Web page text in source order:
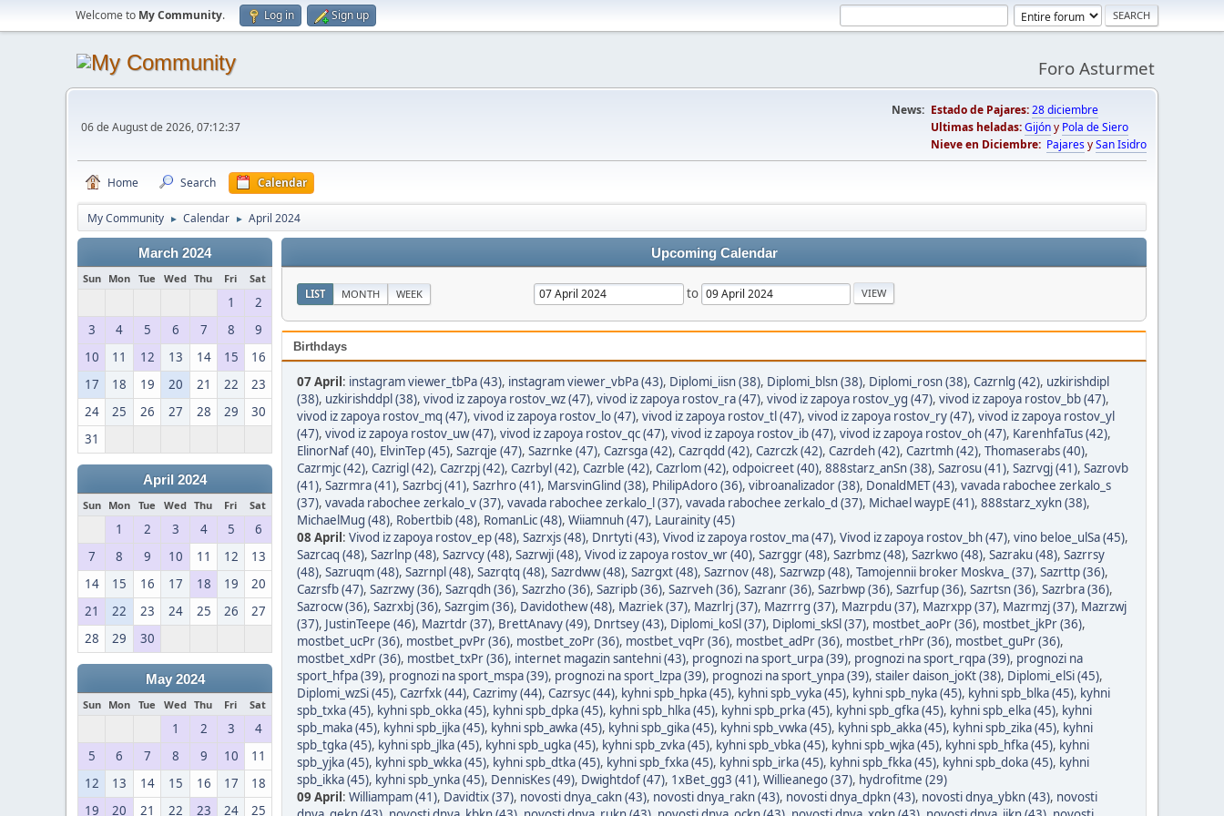
Welcome to My Community. Log in Sign up
Foro Asturmet
06 de August de 2026, 07:12:37
News: Estado de Pajares:28 diciembre
Ultimas heladas:Gijóny Pola de Siero
Nieve en Diciembre: PajaresySan Isidro
Home Search Calendar
My Community ► Calendar ► April 2024
March 2024
Sun Mon Tue Wed Thu Fri Sat
1
2
3
4 5 6 7 8
9
10
11 12 13 14 15
16
17
18 19 20 21 22
23
24
25 26 27 28 29
30
31
April 2024
Sun Mon Tue Wed Thu Fri Sat
1 2 3 4 5
6
7
8 9 10 11 12
13
14
15 16 17 18 19
20
21
22 23 24 25 26
27
28
29 30
May 2024
Sun Mon Tue Wed Thu Fri Sat
1 2 3
4
5
6 7 8 9 10
11
12
13 14 15 16 17
18
19
20 21 22 23 24 25
Upcoming Calendar
LIST MONTH WEEK to
Birthdays
07 April: instagram viewer_tbPa (43), instagram viewer_vbPa (43), Diplomi_iisn (38), Diplomi_blsn (38), Diplomi_rosn (38), Cazrnlg (42), uzkirishdipl
(38), uzkirishddpl (38), vivod iz zapoya rostov_wz (47), vivod iz zapoya rostov_ra (47), vivod iz zapoya rostov_yg (47), vivod iz zapoya rostov_bb (47),
vivod iz zapoya rostov_mq (47), vivod iz zapoya rostov_lo (47), vivod iz zapoya rostov_tl (47), vivod iz zapoya rostov_ry (47), vivod iz zapoya rostov_yl
(47), vivod iz zapoya rostov_uw (47), vivod iz zapoya rostov_qc (47), vivod iz zapoya rostov_ib (47), vivod iz zapoya rostov_oh (47), KarenhfaTus (42),
ElinorNaf (40), ElvinTep (45), Sazrqje (47), Sazrnke (47), Cazrsga (42), Cazrqdd (42), Cazrczk (42), Cazrdeh (42), Cazrtmh (42), Thomaserabs (40),
Cazrmjc (42), Cazrigl (42), Cazrzpj (42), Cazrbyl (42), Cazrble (42), Cazrlom (42), odpoicreet (40), 888starz_anSn (38), Sazrosu (41), Sazrvgj (41), Sazrovb
(41), Sazrmra (41), Sazrbcj (41), Sazrhro (41), MarsvinGlind (38), PhilipAdoro (36), vibroanalizador (38), DonaldMET (43), vavada rabochee zerkalo_s
(37), vavada rabochee zerkalo_v (37), vavada rabochee zerkalo_l (37), vavada rabochee zerkalo_d (37), Michael waypE (41), 888starz_xykn (38),
MichaelMug (48), Robertbib (48), RomanLic (48), Wiiamnuh (47), Laurainity (45)
08 April: Vivod iz zapoya rostov_ep (48), Sazrxjs (48), Dnrtyti (43), Vivod iz zapoya rostov_ma (47), Vivod iz zapoya rostov_bh (47), vino beloe_ulSa (45),
Sazrcaq (48), Sazrlnp (48), Sazrvcy (48), Sazrwji (48), Vivod iz zapoya rostov_wr (40), Sazrggr (48), Sazrbmz (48), Sazrkwo (48), Sazraku (48), Sazrrsy
(48), Sazruqm (48), Sazrnpl (48), Sazrqtq (48), Sazrdww (48), Sazrgxt (48), Sazrnov (48), Sazrwzp (48), Tamojennii broker Moskva_ (37), Sazrttp (36),
Cazrsfb (47), Sazrzwy (36), Sazrqdh (36), Sazrzho (36), Sazripb (36), Sazrveh (36), Sazranr (36), Sazrbwp (36), Sazrfup (36), Sazrtsn (36), Sazrbra (36),
Sazrocw (36), Sazrxbj (36), Sazrgim (36), Davidothew (48), Mazriek (37), Mazrlrj (37), Mazrrrg (37), Mazrpdu (37), Mazrxpp (37), Mazrmzj (37), Mazrzwj
(37), JustinTeepe (46), Mazrtdr (37), BrettAnavy (49), Dnrtsey (43), Diplomi_koSl (37), Diplomi_skSl (37), mostbet_aoPr (36), mostbet_jkPr (36),
mostbet_ucPr (36), mostbet_pvPr (36), mostbet_zoPr (36), mostbet_vqPr (36), mostbet_adPr (36), mostbet_rhPr (36), mostbet_guPr (36),
mostbet_xdPr (36), mostbet_txPr (36), internet magazin santehni (43), prognozi na sport_urpa (39), prognozi na sport_rqpa (39), prognozi na
sport_hfpa (39), prognozi na sport_mspa (39), prognozi na sport_lzpa (39), prognozi na sport_ynpa (39), stailer daison_joKt (38), Diplomi_elSi (45),
Diplomi_wzSi (45), Cazrfxk (44), Cazrimy (44), Cazrsyc (44), kyhni spb_hpka (45), kyhni spb_vyka (45), kyhni spb_nyka (45), kyhni spb_blka (45), kyhni
spb_txka (45), kyhni spb_okka (45), kyhni spb_dpka (45), kyhni spb_hlka (45), kyhni spb_prka (45), kyhni spb_gfka (45), kyhni spb_elka (45), kyhni
spb_maka (45), kyhni spb_ijka (45), kyhni spb_awka (45), kyhni spb_gika (45), kyhni spb_vwka (45), kyhni spb_akka (45), kyhni spb_zika (45), kyhni
spb_tgka (45), kyhni spb_jlka (45), kyhni spb_ugka (45), kyhni spb_zvka (45), kyhni spb_vbka (45), kyhni spb_wjka (45), kyhni spb_hfka (45), kyhni
spb_yjka (45), kyhni spb_wkka (45), kyhni spb_dtka (45), kyhni spb_fxka (45), kyhni spb_irka (45), kyhni spb_fkka (45), kyhni spb_doka (45), kyhni
spb_ikka (45), kyhni spb_ynka (45), DennisKes (49), Dwightdof (47), 1xBet_gg3 (41), Willieanego (37), hydrofitme (29)
09 April: Williampam (41), Davidtix (37), novosti dnya_cakn (43), novosti dnya_rakn (43), novosti dnya_dpkn (43), novosti dnya_ybkn (43), novosti